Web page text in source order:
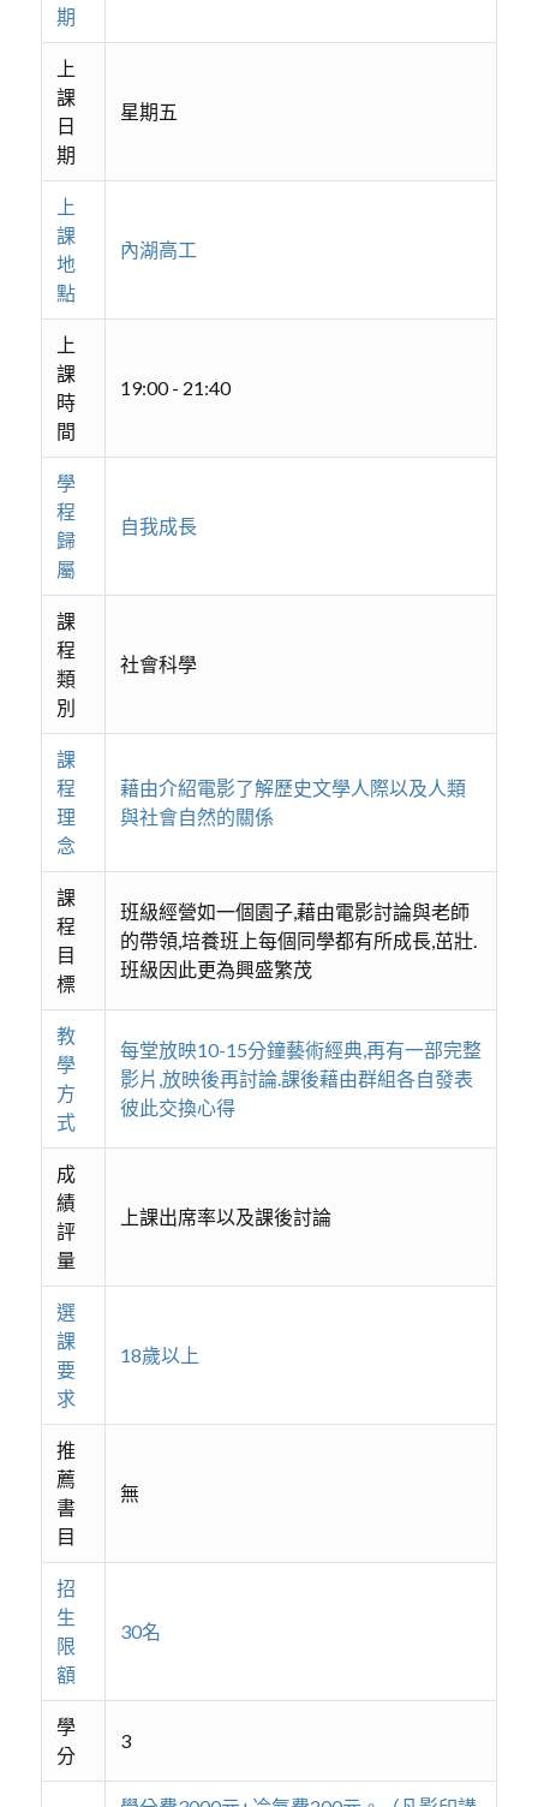
期
上
課
日
期
星期五
上
課
地
點
內湖高工
上
課
時
間
19:00 - 21:40
學
程
歸
屬
自我成長
課
程
類
別
社會科學
課
程
理
念
藉由介紹電影了解歷史文學人際以及人類
與社會自然的關係
課
程
目
標
班級經營如一個園子,藉由電影討論與老師
的帶領,培養班上每個同學都有所成長,茁壯.
班級因此更為興盛繁茂
教
學
方
式
每堂放映10-15分鐘藝術經典,再有一部完整
影片,放映後再討論.課後藉由群組各自發表
彼此交換心得
成
績
評
量
上課出席率以及課後討論
選
課
要
求
18歲以上
推
薦
書
目
無
招
生
限
額
30名
學
分
3